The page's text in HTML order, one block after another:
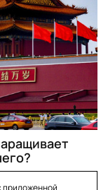
приложенной